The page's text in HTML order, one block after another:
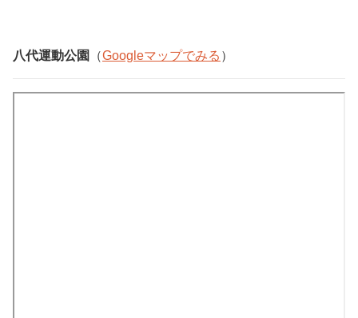
八代運動公園 （Googleマップでみる ）